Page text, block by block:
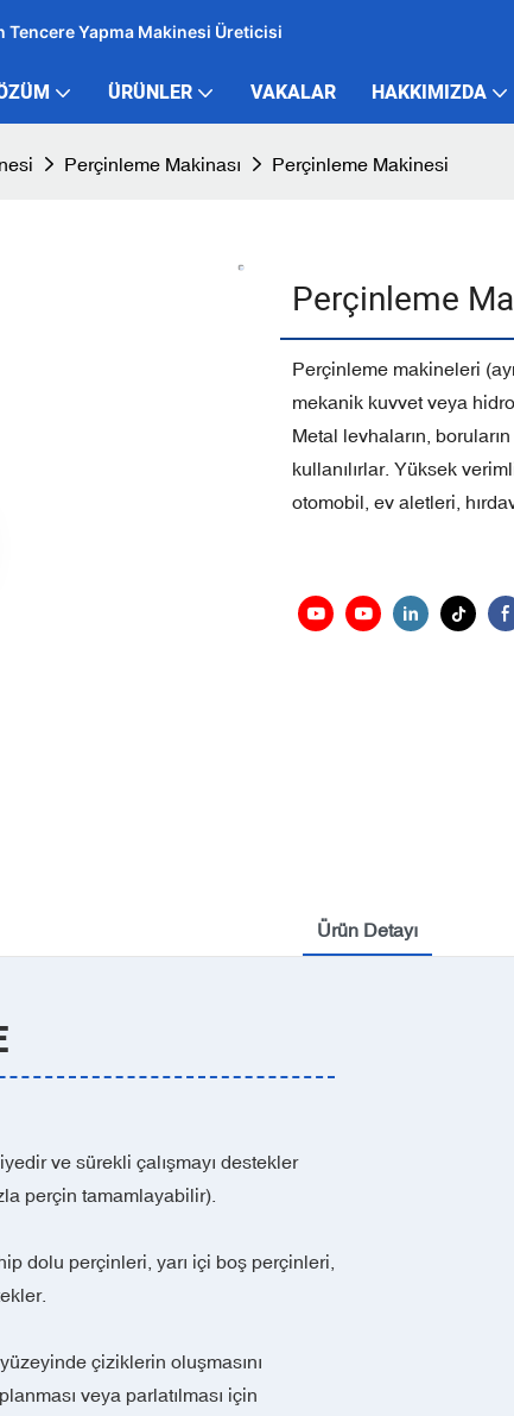
Tencere Yapma Makinesi Üreticisi
ÜRÜNLER VAKALAR HAKKIMIZDA
Perçinleme Makinası Perçinleme Makinesi
Perçinleme
Perçinleme makineleri
mekanik kuvvet veya
Metal levhaların,
kullanılırlar. Yüksek
otomobil, ev aletleri,
Ürün Detayı
ve sürekli çalışmayı destekler
perçin tamamlayabilir).
dolu perçinleri, yarı içi boş perçinleri,
çiziklerin oluşmasını
veya parlatılması için